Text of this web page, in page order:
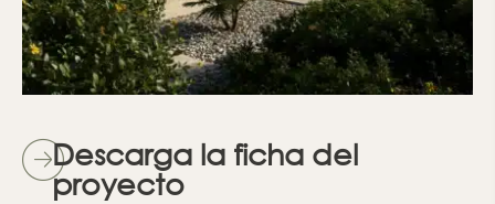
Descarga la ficha del
proyecto